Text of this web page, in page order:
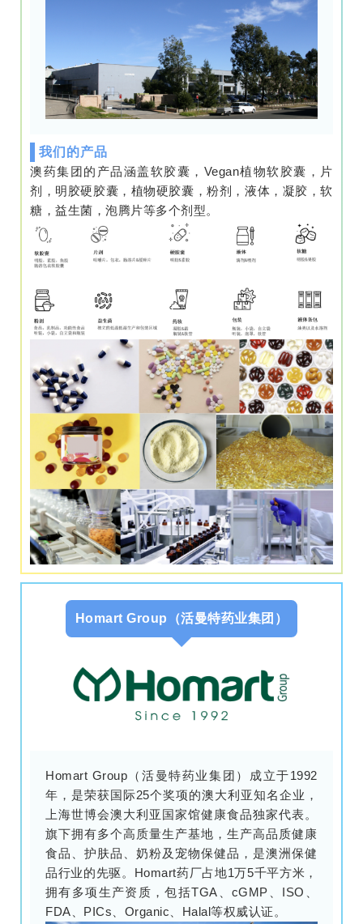
我们的产品
澳药集团的产品涵盖软胶囊，Vegan植物软胶囊，片
剂，明胶硬胶囊，植物硬胶囊，粉剂，液体，凝胶，软
糖，益生菌，泡腾片等多个剂型。
Homart Group（活曼特药业集团）
Homart Group（活曼特药业集团）成立于1992
年，是荣获国际25个奖项的澳大利亚知名企业，
上海世博会澳大利亚国家馆健康食品独家代表。
旗下拥有多个高质量生产基地，生产高品质健康
食品、护肤品、奶粉及宠物保健品，是澳洲保健
品行业的先驱。Homart药厂占地1万5千平方米，
拥有多项生产资质，包括TGA、cGMP、ISO、
FDA、PICs、Organic、Halal等权威认证。